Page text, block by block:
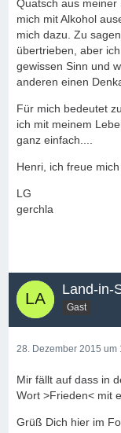
Quatsch aus meiner
mich mit Alkohol
mich dazu. Zu
übertrieben, aber
gewissen Sinn und
anderen einen
Für mich bedeutet
ich mit meinem
ganz einfach....
Henri, ich freue
LG
gerchla
Land-in-
Gast
28. Dezember 2015 um
Mir fällt auf dass in
Wort >Frieden< mit
Grüß Dich hier im